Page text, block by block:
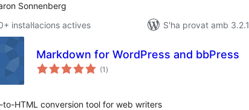
Sonnenberg
instal·lacions actives
S'ha provat amb 3.2.1
Markdown for WordPress and bbPress
(1 puntuacions
totals
)
HTML conversion tool for web writers